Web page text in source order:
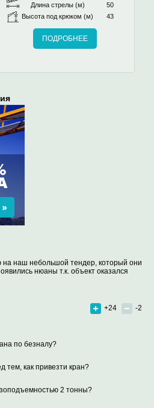
на наш небольшой тендер, который они
нюаны т.к. объект оказался
+24
-2
по безналу?
тем, как привезти кран?
2 тонны?
Длина стрелы (м)
50
Высота под крюком (м)
43
ПОДРОБНЕЕ